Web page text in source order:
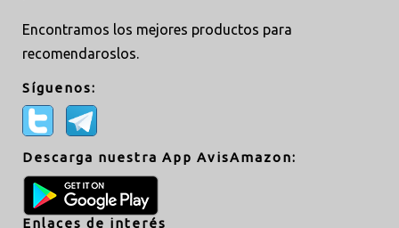
Encontramos los mejores productos para
recomendaroslos.
Síguenos:
Descarga nuestra App AvisAmazon:
Enlaces de interés